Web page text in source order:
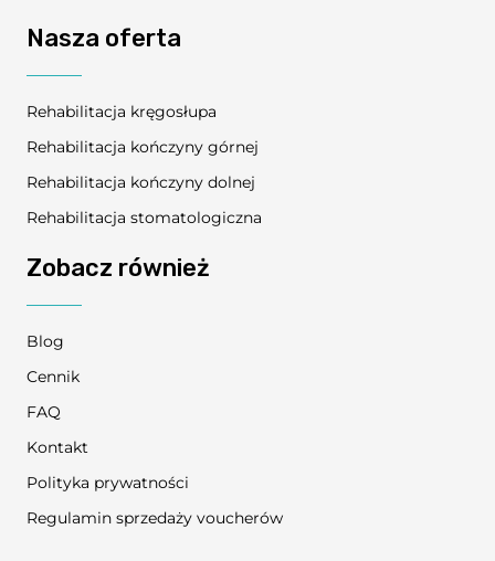
Nasza oferta
Rehabilitacja kręgosłupa
Rehabilitacja kończyny górnej
Rehabilitacja kończyny dolnej
Rehabilitacja stomatologiczna
Zobacz również
Blog
Cennik
FAQ
Kontakt
Polityka prywatności
Regulamin sprzedaży voucherów